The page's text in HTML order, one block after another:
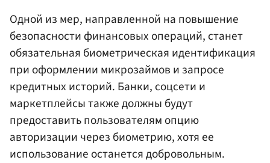
Одной из мер, направленной на повышение
безопасности финансовых операций, станет
обязательная биометрическая идентификация
при оформлении микрозаймов и запросе
кредитных историй. Банки, соцсети и
маркетплейсы также должны будут
предоставить пользователям опцию
авторизации через биометрию, хотя ее
использование останется добровольным.